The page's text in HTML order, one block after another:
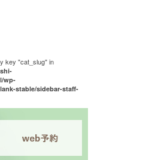
key "cat_slug" in
wp-
stable/sidebar-staff-